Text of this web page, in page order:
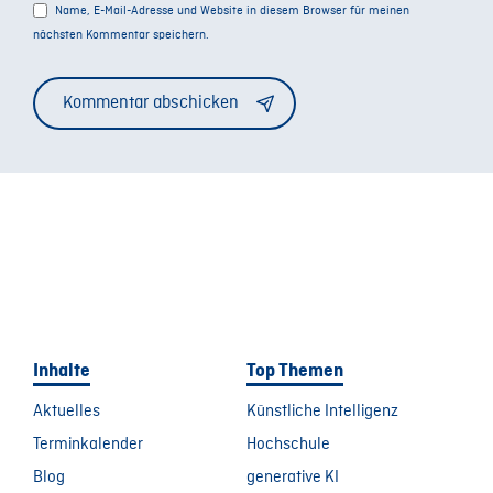
Name, E-Mail-Adresse und Website in diesem Browser für meinen
nächsten Kommentar speichern.
Inhalte
Aktuelles
Terminkalender
Blog
Top Themen
Künstliche Intelligenz
Hochschule
generative KI